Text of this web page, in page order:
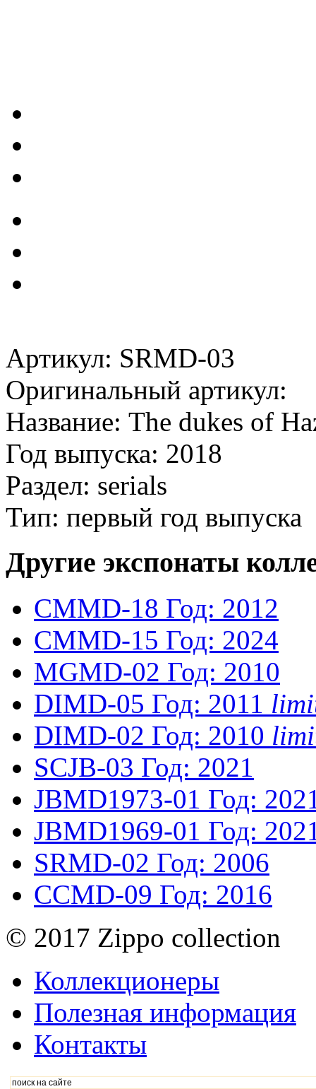
Артикул: SRMD-03
Оригинальный артикул:
Название: The dukes of
Год выпуска: 2018
Раздел: serials
Тип: первый год выпуска
Другие экспонаты
CMMD-18 Год: 2012
CMMD-15 Год: 2024
MGMD-02 Год: 2010
DIMD-05 Год: 2011
DIMD-02 Год: 2010
SCJB-03 Год: 2021
JBMD1973-01 Год:
JBMD1969-01 Год:
SRMD-02 Год: 2006
CCMD-09 Год: 2016
© 2017 Zippo collection
Коллекционеры
Полезная информация
Контакты